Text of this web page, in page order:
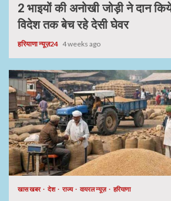
2 भाइयों की अनोखी जोड़ी ने दान
विदेश तक बेच रहे देसी घेवर
हरियाणा न्यूज़24 4 weeks ago
खास खबर देश राज्य वायरल न्यूज़ हरियाणा